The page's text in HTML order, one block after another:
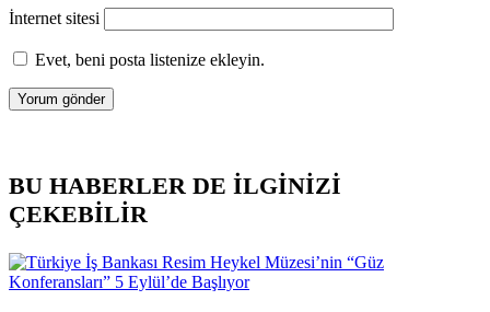
İnternet sitesi
Evet, beni posta listenize ekleyin.
BU HABERLER DE İLGİNİZİ
ÇEKEBİLİR